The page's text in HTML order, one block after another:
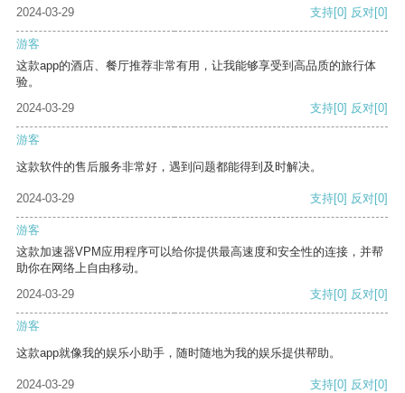
2024-03-29 支持[0] 反对[0]
游客
这款app的酒店、餐厅推荐非常有用，让我能够享受到高品质的旅行体
验。
2024-03-29
支持[0] 反对[0]
游客
这款软件的售后服务非常好，遇到问题都能得到及时解决。
2024-03-29 支持[0] 反对[0]
游客
这款加速器VPM应用程序可以给你提供最高速度和安全性的连接，并帮
助你在网络上自由移动。
2024-03-29
支持[0] 反对[0]
游客
这款app就像我的娱乐小助手，随时随地为我的娱乐提供帮助。
2024-03-29 支持[0] 反对[0]